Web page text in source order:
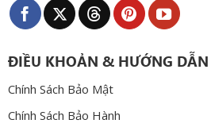
ĐIỀU KHOẢN & HƯỚNG DẪN
Chính Sách Bảo Mật
Chính Sách Bảo Hành